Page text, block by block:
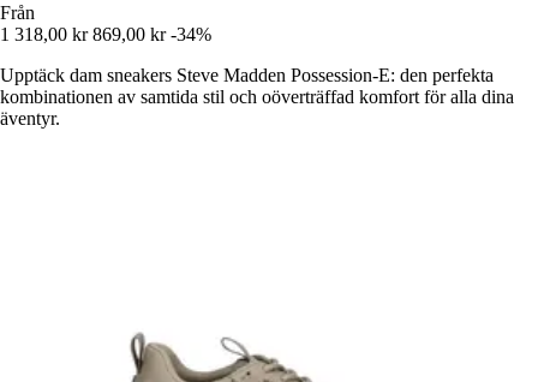
Från
1 318,00 kr 869,00 kr -34%
Upptäck dam sneakers Steve Madden Possession-E: den perfekta
kombinationen av samtida stil och oöverträffad komfort för alla dina
äventyr.